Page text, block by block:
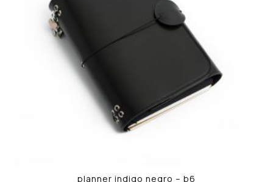
planner indigo negro – b6